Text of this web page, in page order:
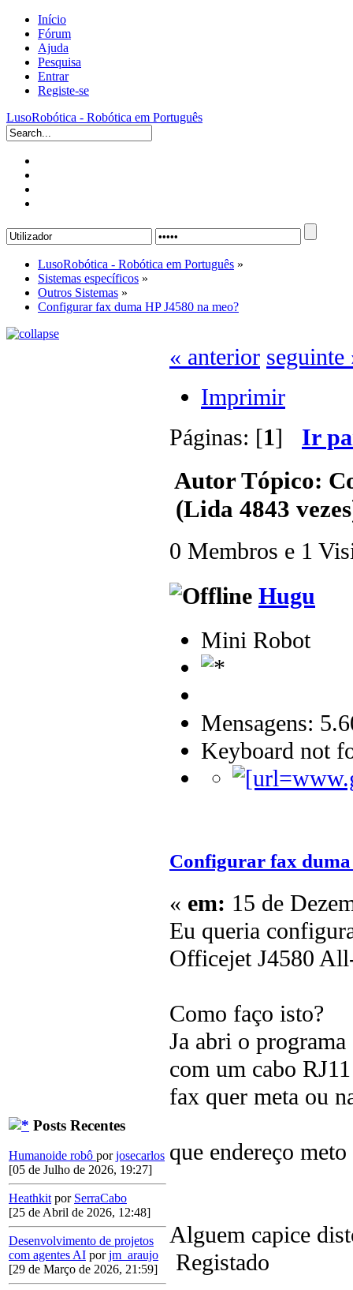
Início
Fórum
Ajuda
Pesquisa
Entrar
Registe-se
LusoRobótica - Robótica em Português
LusoRobótica - Robótica em Português »
Sistemas específicos »
Outros Sistemas »
Configurar fax duma HP J4580 na meo?
Posts Recentes
Humanoide robô porjosecarlos
[05 de Julho de 2026, 19:27]
Heathkit por SerraCabo
[25 de Abril de 2026, 12:48]
Desenvolvimento de projetos
com agentes AI porjm_araujo
[29 de Março de 2026, 21:59]
« anterior seguinte
Imprimir
Páginas: [1] Ir
AutorTópico:
(Lida 4843
0 Membros e 1
Hugu
Mini Robot
Mensagens:
Keyboard not
Configurar fax duma
« em: 15 de
Eu queria
Officejet J4580
Como faço isto?
Ja abri o
com um cabo
fax quer meta ou
que endereço
Alguem capice
Registado